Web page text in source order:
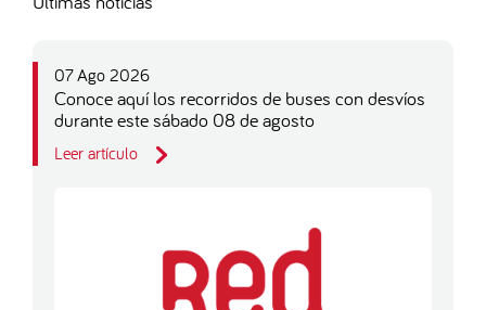
07 Ago 2026
Conoce aquí los recorridos de buses con desvíos
durante este sábado 08 de agosto
Leer artículo